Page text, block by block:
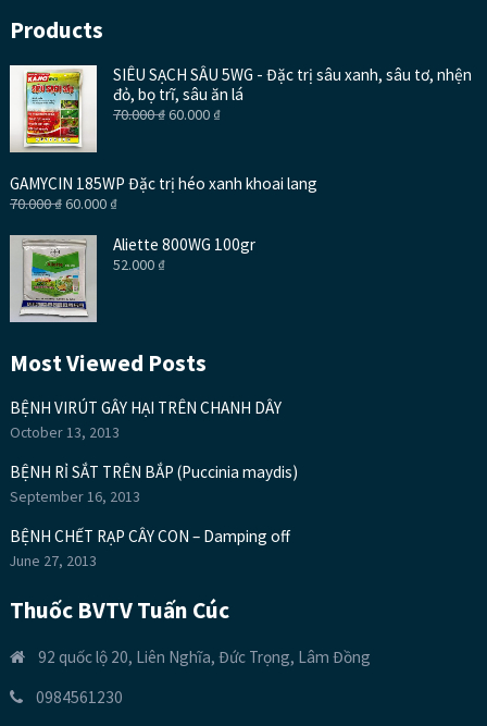
Products
SIÊU SẠCH SÂU 5WG - Đặc trị sâu xanh, sâu tơ, nhện
đỏ, bọ trĩ, sâu ăn lá
70.000₫60.000 ₫
GAMYCIN 185WP Đặc trị héo xanh khoai lang
70.000₫60.000 ₫
Aliette 800WG 100gr
52.000 ₫
Most Viewed Posts
BỆNH VIRÚT GÂY HẠI TRÊN CHANH DÂY
October 13, 2013
BỆNH RỈ SẮT TRÊN BẮP (Puccinia maydis)
September 16, 2013
BỆNH CHẾT RẠP CÂY CON – Damping off
June 27, 2013
Thuốc BVTV Tuấn Cúc
92 quốc lộ 20, Liên Nghĩa, Đức Trọng, Lâm Đồng
0984561230